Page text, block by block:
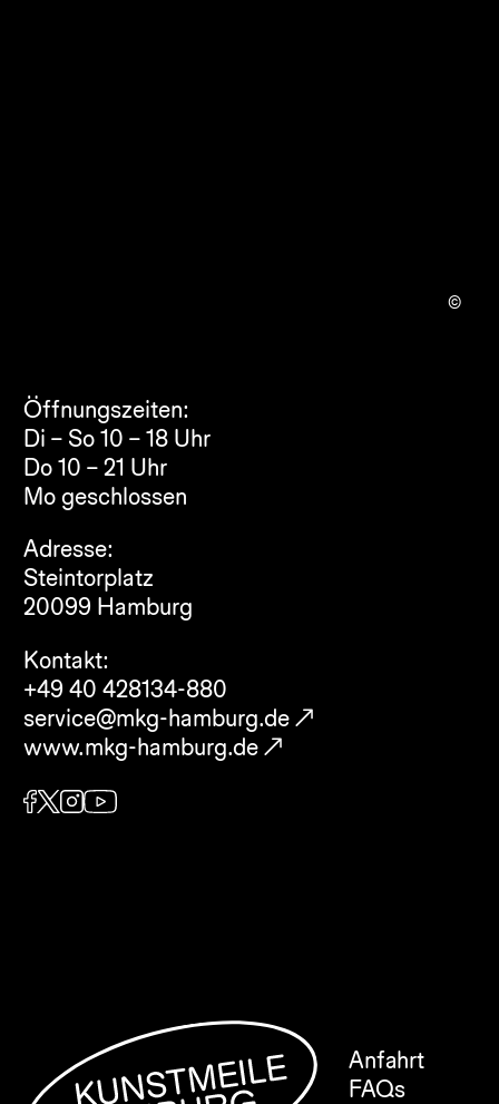
©
Öffnungszeiten:
Di – So 10 – 18 Uhr
Do 10 – 21 Uhr
Mo geschlossen
Adresse:
Steintorplatz
20099 Hamburg
Kontakt:
+49 40 428134-880
service@mkg-hamburg.de
www.mkg-hamburg.de
Anfahrt
FAQs